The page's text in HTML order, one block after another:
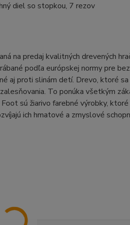
diel so stopkou, 7 rezov
na predaj kvalitných drevených
podľa európskej normy pre
aj proti slinám detí. Drevo, ktoré
To ponúka všetkým
sú žiarivo farebné výrobky,
ich hmatové a zmyslové